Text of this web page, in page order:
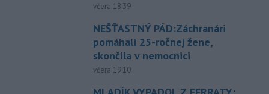
včera 18:39
NEŠŤASTNÝ PÁD:Záchranári
pomáhali 25-ročnej žene,
skončila v nemocnici
včera 19:10